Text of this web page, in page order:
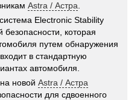
Astra / Астра
Electronic Stability
безопасности, которая
путем обнаружения
в стандартную
автомобиля.
новой Astra / Астра
для сдвоенного